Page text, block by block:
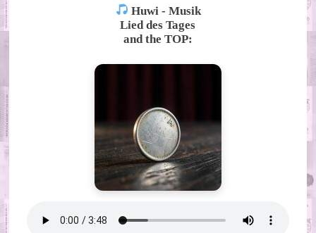
Huwi - Musik
Lied des Tages
and the TOP: